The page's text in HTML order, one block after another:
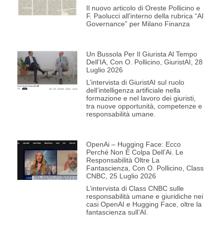
Il nuovo articolo di Oreste Pollicino e
F. Paolucci all’interno della rubrica “AI
Governance” per Milano Finanza
Un Bussola Per Il Giurista Al Tempo
Dell’IA, Con O. Pollicino, GiuristAI, 28
Luglio 2026
L’intervista di GiuristAI sul ruolo
dell’intelligenza artificiale nella
formazione e nel lavoro dei giuristi,
tra nuove opportunità, competenze e
responsabilità umane.
OpenAi – Hugging Face: Ecco
Perché Non È Colpa Dell’Ai. Le
Responsabilità Oltre La
Fantascienza, Con O. Pollicino, Class
CNBC, 25 Luglio 2026
L’intervista di Class CNBC sulle
responsabilità umane e giuridiche nei
casi OpenAI e Hugging Face, oltre la
fantascienza sull’AI.